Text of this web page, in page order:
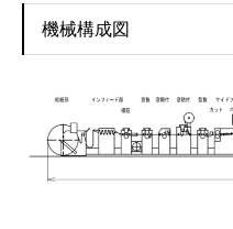
機械構成図